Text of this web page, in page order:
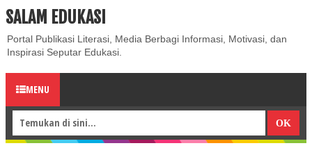
ABOUT CONTACT US
SALAM EDUKASI
Portal Publikasi Literasi, Media Berbagi Informasi, Motivasi, dan
Inspirasi Seputar Edukasi.
MENU